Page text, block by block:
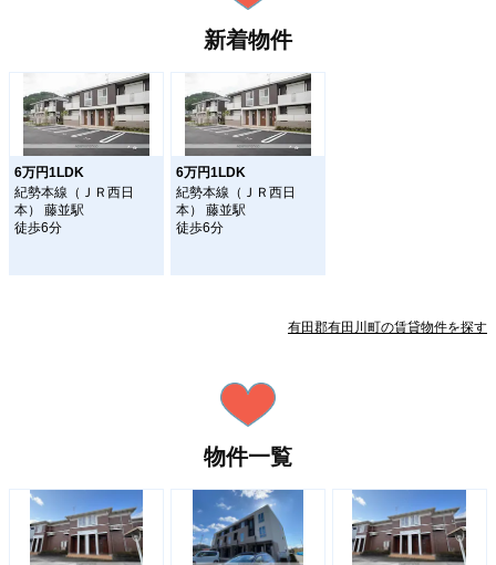
新着物件
6万円1LDK
紀勢本線（ＪＲ西日
本） 藤並駅
徒歩6分
6万円1LDK
紀勢本線（ＪＲ西日
本） 藤並駅
徒歩6分
有田郡有田川町の賃貸物件を探す
物件一覧